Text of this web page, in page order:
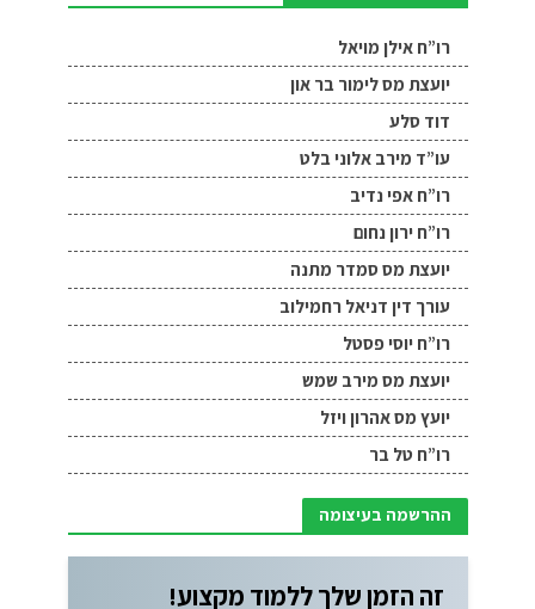
רו”ח אילן מויאל
יועצת מס לימור בר און
דוד סלע
עו”ד מירב אלוני בלט
רו”ח אפי נדיב
רו”ח ירון נחום
יועצת מס סמדר מתנה
עורך דין דניאל רחמילוב
רו”ח יוסי פסטל
יועצת מס מירב שמש
יועץ מס אהרון ויזל
רו”ח טל בר
ההרשמה בעיצומה
זה הזמן שלך ללמוד מקצוע!